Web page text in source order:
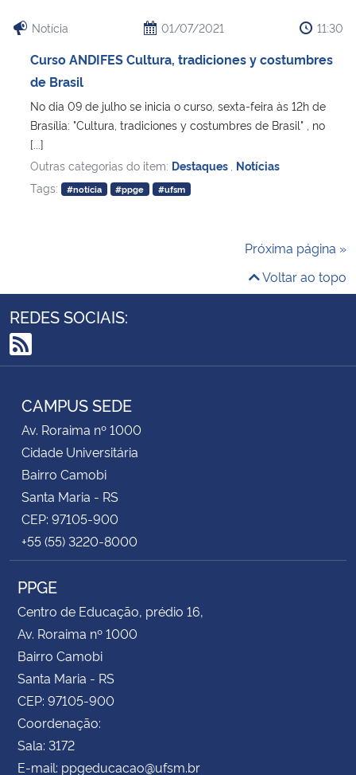
Notícia 01/07/2021 11:30
Curso ANDIFES Cultura, tradiciones y costumbres
de Brasil
No dia 09 de julho se inicia o curso, sexta-feira às 12h de
Brasília: "Cultura, tradiciones y costumbres de Brasil" , no
[...]
Outras categorias do item: Destaques Notícias
Tags:
#notícia #ppge #ufsm
Próxima página »
Voltar ao topo
REDES SOCIAIS:
RSS
CAMPUS SEDE
Av. Roraima nº 1000
Cidade Universitária
Bairro Camobi
Santa Maria - RS
CEP: 97105-900
+55 (55) 3220-8000
PPGE
Centro de Educação, prédio 16,
Av. Roraima nº 1000
Bairro Camobi
Santa Maria - RS
CEP: 97105-900
Coordenação:
Sala: 3172
E-mail: ppgeducacao@ufsm.br